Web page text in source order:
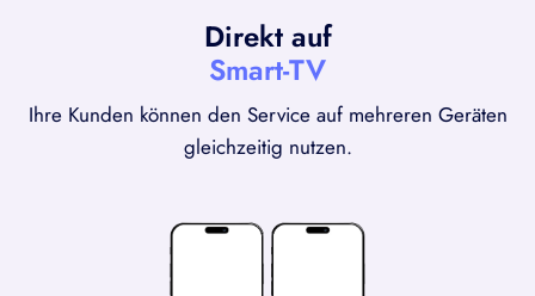
Direkt auf
Smart-TV
Ihre Kunden können den Service auf mehreren Geräten
gleichzeitig nutzen.